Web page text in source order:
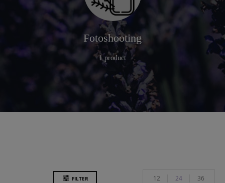
Fotoshooting
1 product
FILTER 12 24 36